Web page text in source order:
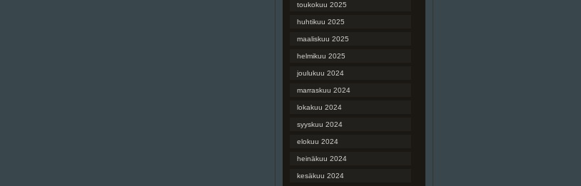
toukokuu 2025
huhtikuu 2025
maaliskuu 2025
helmikuu 2025
joulukuu 2024
marraskuu 2024
lokakuu 2024
syyskuu 2024
elokuu 2024
heinäkuu 2024
kesäkuu 2024